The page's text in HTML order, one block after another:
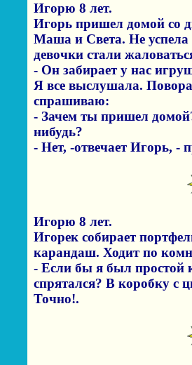
Игорю 8 лет.
Игорь пришел домой со
Маша и Света. Не успела
девочки стали
- Он забирает у нас
Я все выслушала.
спрашиваю:
- Зачем ты пришел
нибудь?
- Нет, -отвечает Игорь, -
Игорю 8 лет.
Игорек собирает
карандаш. Ходит по
- Если бы я был простой
спрятался? В коробку с
Точно!.